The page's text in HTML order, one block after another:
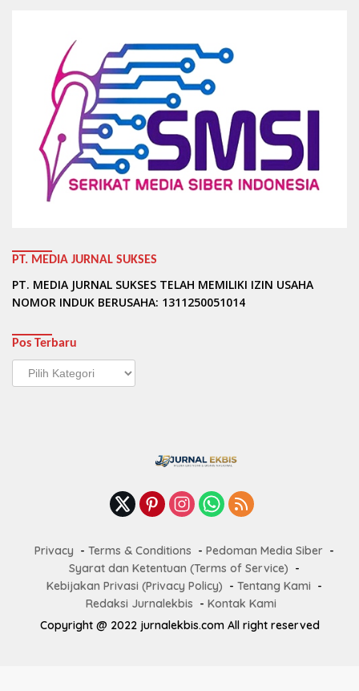
PT. MEDIA JURNAL SUKSES
PT. MEDIA JURNAL SUKSES TELAH MEMILIKI IZIN USAHA
NOMOR INDUK BERUSAHA: 1311250051014
Pos Terbaru
Pos
Terbaru
Privacy Terms & Conditions
Pedoman Media Siber
Syarat dan Ketentuan (Terms of Service)
Kebijakan Privasi (Privacy Policy)
Tentang Kami
Redaksi Jurnalekbis
Kontak Kami
Copyright @ 2022 jurnalekbis.com All right reserved